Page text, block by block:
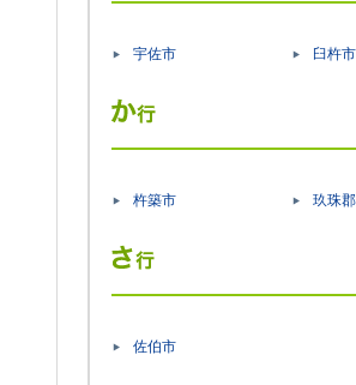
宇佐市 臼杵市
杵築市 玖珠
佐伯市